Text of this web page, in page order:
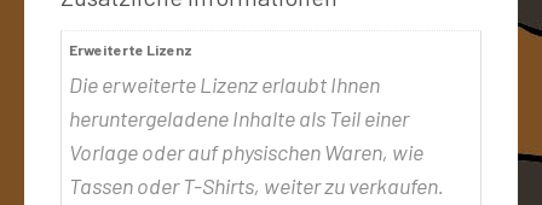
Erweiterte Lizenz
Die erweiterte Lizenz erlaubt Ihnen
heruntergeladene Inhalte als Teil einer
Vorlage oder auf physischen Waren, wie
Tassen oder T-Shirts, weiter zu verkaufen.